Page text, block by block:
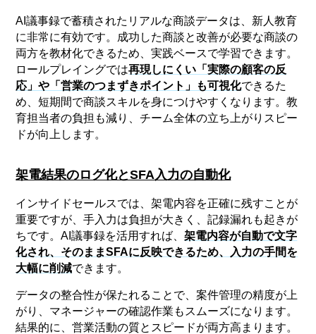
AI議事録で蓄積されたリアルな商談データは、新人教育
に非常に有効です。成功した商談と改善が必要な商談の
両方を教材化できるため、実践ベースで学習できます。
ロールプレイングでは再現しにくい「実際の顧客の反
応」や「営業のつまずきポイント」も可視化できるた
め、短期間で商談スキルを身につけやすくなります。教
育担当者の負担も減り、チーム全体の立ち上がりスピー
ドが向上します。
架電結果のログ化とSFA入力の自動化
インサイドセールスでは、架電内容を正確に残すことが
重要ですが、手入力は負担が大きく、記録漏れも起きが
ちです。AI議事録を活用すれば、架電内容が自動で文字
化され、そのままSFAに反映できるため、入力の手間を
大幅に削減できます。
データの整合性が保たれることで、案件管理の精度が上
がり、マネージャーの確認作業もスムーズになります。
結果的に、営業活動の質とスピードが両方高まります。